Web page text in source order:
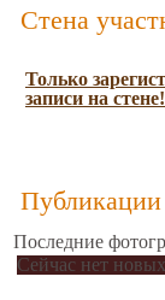
Стена
Только
записи на стене!
Публикации
Последние
Сейчас нет